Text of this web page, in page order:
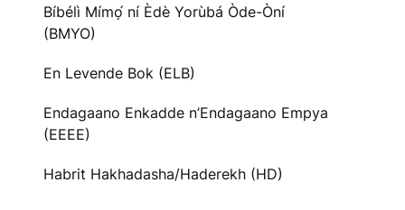
Bíbélì Mímọ́ ní Èdè Yorùbá Òde-Òní
(BMYO)
En Levende Bok (ELB)
Endagaano Enkadde n’Endagaano Empya
(EEEE)
Habrit Hakhadasha/Haderekh (HD)